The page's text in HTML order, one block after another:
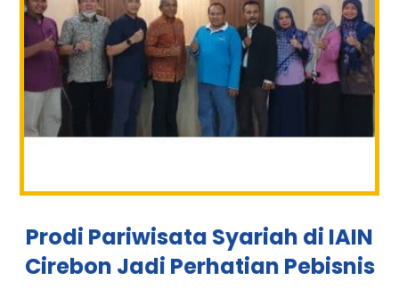
Prodi Pariwisata Syariah di IAIN
Cirebon Jadi Perhatian Pebisnis